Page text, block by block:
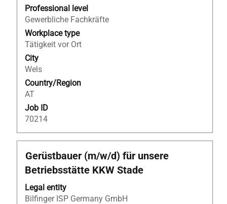
Professional level
Gewerbliche Fachkräfte
Workplace type
Tätigkeit vor Ort
City
Wels
Country/Region
AT
Job ID
70214
view
the
full
contents
of
the
job
information.
Title
Gerüstbauer (m/w/d) für unsere
Betriebsstätte KKW Stade
Legal entity
Bilfinger ISP Germany GmbH
Select
with
space
bar
to